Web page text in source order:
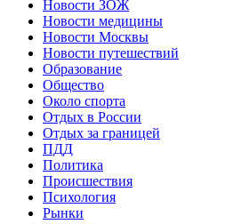
Новости ЗОЖ
Новости медицины
Новости Москвы
Новости путешествий
Образование
Общество
Около спорта
Отдых в России
Отдых за границей
ПДД
Политика
Происшествия
Психология
Рынки